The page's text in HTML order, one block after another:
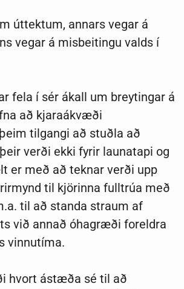
úttektum, annars vegar á
vegar á misbeitingu valds í
fela í sér ákall um breytingar á
að kjaraákvæði
tilgangi að stuðla að
verði ekki fyrir launatapi og
er með að teknar verði upp
til kjörinna fulltrúa með
til að standa straum af
við annað óhagræði foreldra
vinnutíma.
hvort ástæða sé til að